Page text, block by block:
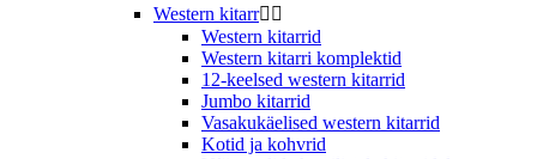
Western kitarr 
Western kitarrid
Western kitarri komplektid
12-keelsed western kitarrid
Jumbo kitarrid
Vasakukäelised western kitarrid
Kotid ja kohvrid